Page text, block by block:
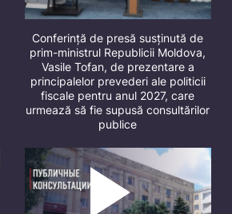
Conferință de presă susținută de
prim-ministrul Republicii Moldova,
Vasile Tofan, de prezentare a
principalelor prevederi ale politicii
fiscale pentru anul 2027, care
urmează să fie supusă consultărilor
publice